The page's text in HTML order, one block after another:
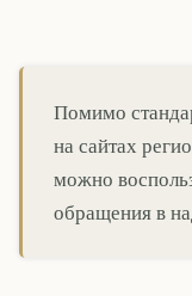
Помимо
на сайтах
можно
обращения в